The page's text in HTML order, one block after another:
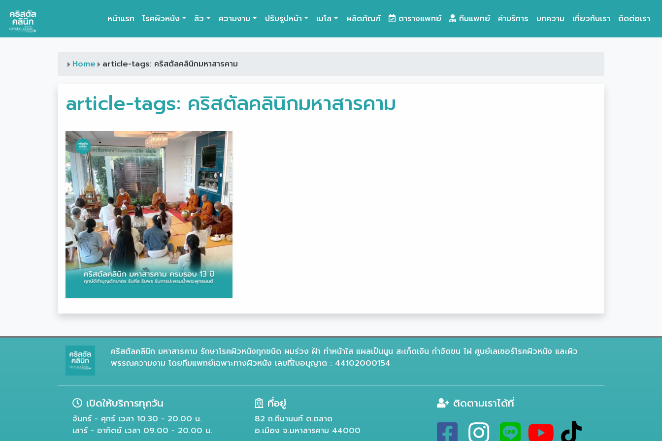
Main Navigation
หน้าแรก โรคผิวหนัง สิว ความงาม ปรับรูปหน้า เมโส ผลิตภัณฑ์ ตารางแพทย์ ทีมแพทย์ ค่าบริการ บทความ เกี่ยวกับเรา ติดต่อเรา
Home article-tags: คริสตัลคลินิกมหาสารคาม
article-tags: คริสตัลคลินิกมหาสารคาม
คริสตัลคลินิก มหาสารคาม รักษาโรคผิวหนังทุกชนิด ผมร่วง ฝ้า ทำหน้าใส แผลเป็นนูน สะเก็ดเงิน กำจัดขน ไฝ ศูนย์เลเซอร์โรคผิวหนัง และผิว
พรรณความงาม โดยทีมแพทย์เฉพาะทางผิวหนัง เลขที่ใบอนุญาต : 44102000154
เปิดให้บริการทุกวัน
จันทร์ - ศุกร์ เวลา 10.30 - 20.00 น.
เสาร์ - อาทิตย์ เวลา 09.00 - 20.00 น.
ที่อยู่
82 ถ.ถีนานนท์ ต.ตลาด
อ.เมือง จ.มหาสารคาม 44000
ติดตามเราได้ที่